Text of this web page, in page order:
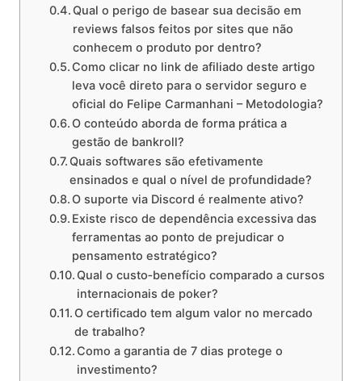
Qual o perigo de basear sua decisão em
reviews falsos feitos por sites que não
conhecem o produto por dentro?
Como clicar no link de afiliado deste artigo
leva você direto para o servidor seguro e
oficial do Felipe Carmanhani – Metodologia?
O conteúdo aborda de forma prática a
gestão de bankroll?
Quais softwares são efetivamente
ensinados e qual o nível de profundidade?
O suporte via Discord é realmente ativo?
Existe risco de dependência excessiva das
ferramentas ao ponto de prejudicar o
pensamento estratégico?
Qual o custo‑benefício comparado a cursos
internacionais de poker?
O certificado tem algum valor no mercado
de trabalho?
Como a garantia de 7 dias protege o
investimento?